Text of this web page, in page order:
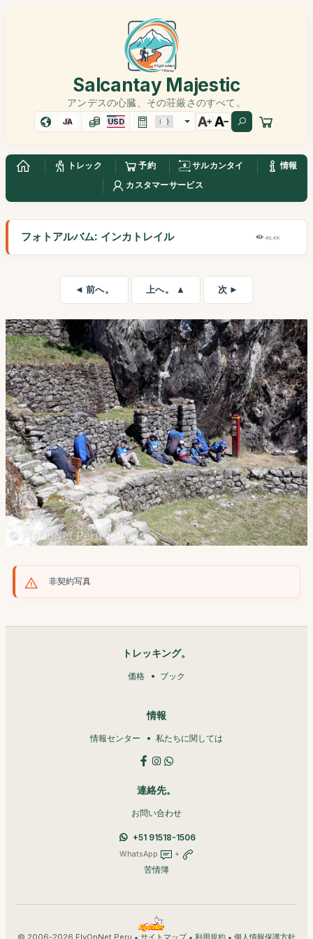
Salcantay Majestic
アンデスの心臓、その荘厳さのすべて。
JA USD
トレック 予約 サルカンタイ
情報
カスタマーサービス
フォトアルバム: インカトレイル 49,4K
◄ 前へ。 上へ。 ▲ 次 ►
非契約写真
トレッキング。
価格 ブック
情報
情報センター 私たちに関しては
連絡先。
お問い合わせ
+51 91518-1506
WhatsApp +
苦情簿
© 2006-2026 FlyOnNet Peru • • •